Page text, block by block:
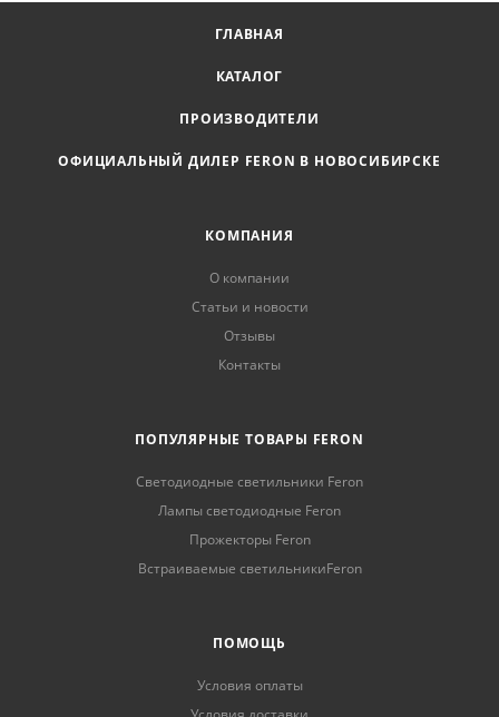
ГЛАВНАЯ
КАТАЛОГ
ПРОИЗВОДИТЕЛИ
ОФИЦИАЛЬНЫЙ ДИЛЕР FERON В НОВОСИБИРСКЕ
КОМПАНИЯ
О компании
Статьи и новости
Отзывы
Контакты
ПОПУЛЯРНЫЕ ТОВАРЫ FERON
Светодиодные светильники Feron
Лампы светодиодные Feron
Прожекторы Feron
Встраиваемые светильникиFeron
ПОМОЩЬ
Условия оплаты